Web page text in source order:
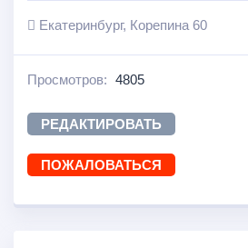
Екатеринбург, Корепина 60
Просмотров: 4805
РЕДАКТИРОВАТЬ
ПОЖАЛОВАТЬСЯ